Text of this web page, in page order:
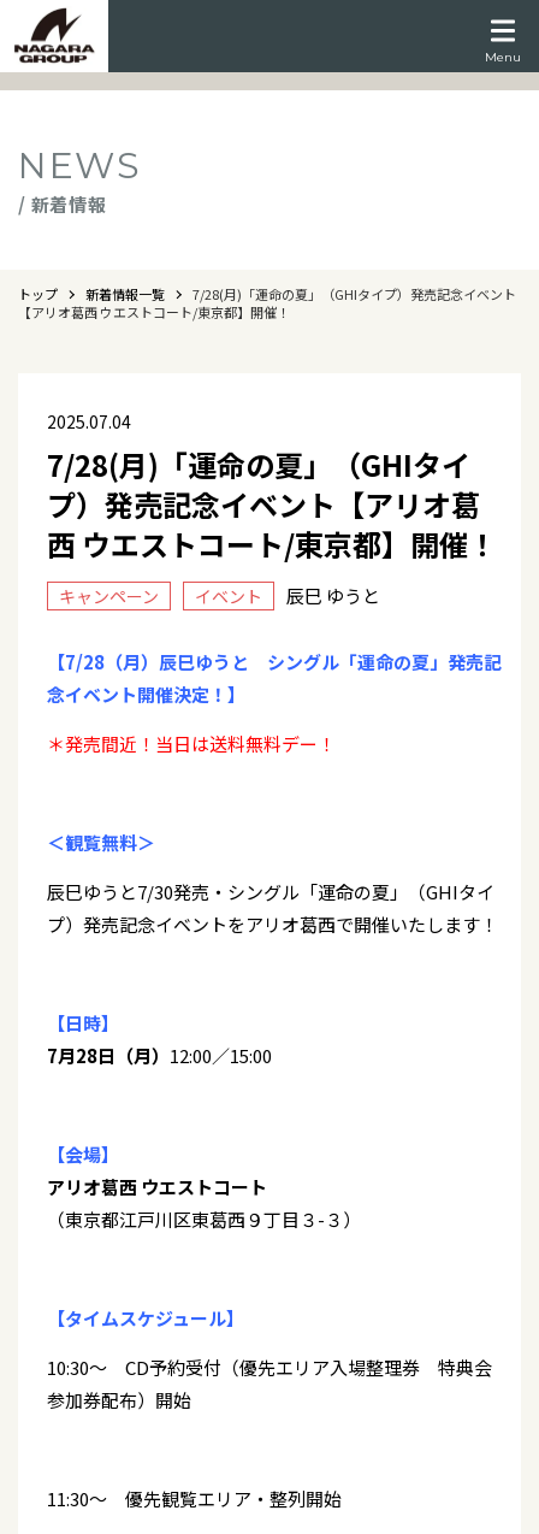
Menu
NEWS
/ 新着情報
トップ 新着情報一覧
7/28(月)「運命の夏」（GHIタイプ）発売記念イベント
【アリオ葛西 ウエストコート/東京都】開催！
2025.07.04
7/28(月)「運命の夏」（GHIタイ
プ）発売記念イベント【アリオ葛
西 ウエストコート/東京都】開催！
キャンペーン イベント 辰巳 ゆうと
【7/28（月）辰巳ゆうと シングル「運命の夏」発売記
念イベント開催決定！】
＊発売間近！当日は送料無料デー！
＜観覧無料＞
辰巳ゆうと7/30発売・シングル「運命の夏」（GHIタイ
プ）発売記念イベントをアリオ葛西で開催いたします！
【日時】
7月28日（月） 12:00／15:00
【会場】
アリオ葛西 ウエストコート
（東京都江戸川区東葛西９丁目３-３）
【タイムスケジュール】
10:30～ CD予約受付（優先エリア入場整理券 特典会
参加券配布）開始
11:30～ 優先観覧エリア・整列開始